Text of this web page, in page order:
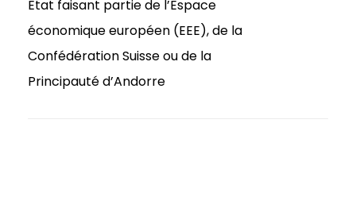
Etat faisant partie de l’Espace
économique européen (EEE), de la
Confédération Suisse ou de la
Principauté d’Andorre